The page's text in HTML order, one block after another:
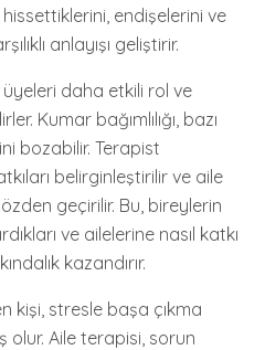
endişelerini ve
anlayışı geliştirir.
daha etkili rol ve
Kumar bağımlılığı, bazı
bozabilir. Terapist
belirginleştirilir ve aile
geçirilir. Bu, bireylerin
ve ailelerine nasıl katkı
kazandırır.
kişi, stresle başa çıkma
olur. Aile terapisi, sorun